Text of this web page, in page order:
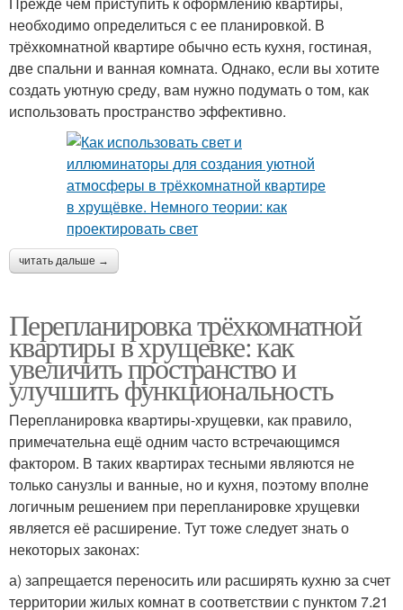
необходимо определиться с ее планировкой. В
трёхкомнатной квартире обычно есть кухня, гостиная,
две спальни и ванная комната. Однако, если вы хотите
создать уютную среду, вам нужно подумать о том, как
использовать пространство эффективно.
читать дальше →
Перепланировка трёхкомнатной
квартиры в хрущевке: как
увеличить пространство и
улучшить функциональность
Перепланировка квартиры-хрущевки, как правило,
примечательна ещё одним часто встречающимся
фактором. В таких квартирах тесными являются не
только санузлы и ванные, но и кухня, поэтому вполне
логичным решением при перепланировке хрущевки
является её расширение. Тут тоже следует знать о
некоторых законах:
а) запрещается переносить или расширять кухню за счет
территории жилых комнат в соответствии с пунктом 7.21